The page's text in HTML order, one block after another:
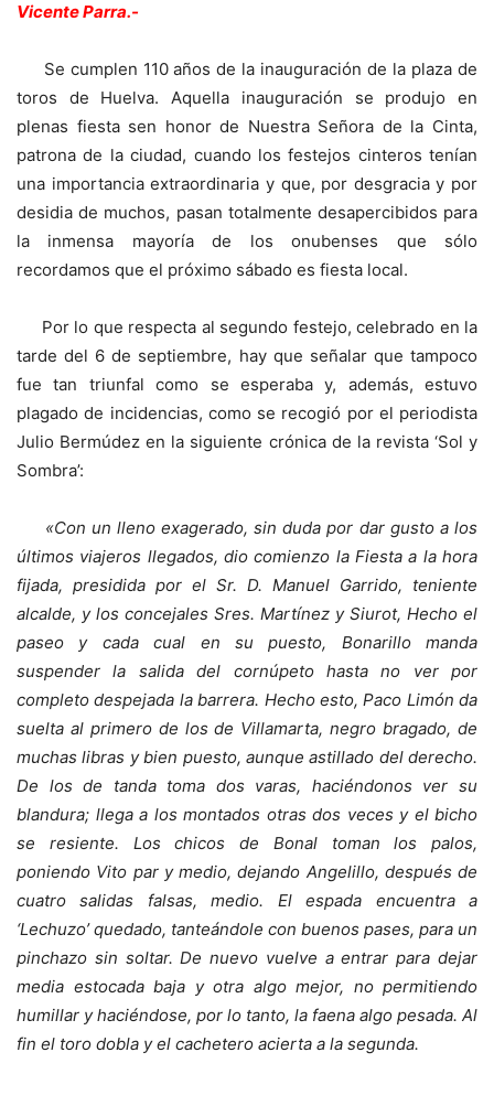
Vicente Parra.-
Se cumplen 110 años de la inauguración de la plaza de
toros de Huelva. Aquella inauguración se produjo en
plenas fiesta sen honor de Nuestra Señora de la Cinta,
patrona de la ciudad, cuando los festejos cinteros tenían
una importancia extraordinaria y que, por desgracia y por
desidia de muchos, pasan totalmente desapercibidos para
la inmensa mayoría de los onubenses que sólo
recordamos que el próximo sábado es fiesta local.
Por lo que respecta al segundo festejo, celebrado en la
tarde del 6 de septiembre, hay que señalar que tampoco
fue tan triunfal como se esperaba y, además, estuvo
plagado de incidencias, como se recogió por el periodista
Julio Bermúdez en la siguiente crónica de la revista ‘Sol y
Sombra’:
«Con un lleno exagerado, sin duda por dar gusto a los
últimos viajeros llegados, dio comienzo la Fiesta a la hora
fijada, presidida por el Sr. D. Manuel Garrido, teniente
alcalde, y los concejales Sres. Martínez y Siurot, Hecho el
paseo y cada cual en su puesto, Bonarillo manda
suspender la salida del cornúpeto hasta no ver por
completo despejada la barrera. Hecho esto, Paco Limón da
suelta al primero de los de Villamarta, negro bragado, de
muchas libras y bien puesto, aunque astillado del derecho.
De los de tanda toma dos varas, haciéndonos ver su
blandura; llega a los montados otras dos veces y el bicho
se resiente. Los chicos de Bonal toman los palos,
poniendo Vito par y medio, dejando Angelillo, después de
cuatro salidas falsas, medio. El espada encuentra a
‘Lechuzo’ quedado, tanteándole con buenos pases, para un
pinchazo sin soltar. De nuevo vuelve a entrar para dejar
media estocada baja y otra algo mejor, no permitiendo
humillar y haciéndose, por lo tanto, la faena algo pesada. Al
fin el toro dobla y el cachetero acierta a la segunda.